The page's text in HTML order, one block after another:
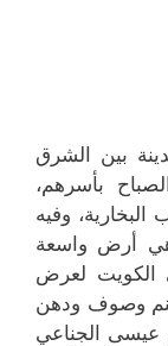
بين الشرق
بأسرهم،
وفيه
هي أرض واسعة
الكويت لعرض
وصوف ودهن
عيسى الجناعي